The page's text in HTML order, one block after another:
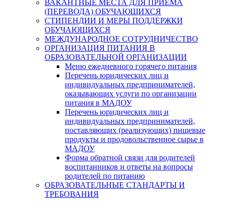
ВАКАНТНЫЕ МЕСТА ДЛЯ ПРИЕМА
(ПЕРЕВОДА) ОБУЧАЮЩИХСЯ
СТИПЕНДИИ И МЕРЫ ПОДДЕРЖКИ
ОБУЧАЮЩИХСЯ
МЕЖДУНАРОДНОЕ СОТРУДНИЧЕСТВО
ОРГАНИЗАЦИЯ ПИТАНИЯ В
ОБРАЗОВАТЕЛЬНОЙ ОРГАНИЗАЦИИ
Меню ежедневного горячего питания
Перечень юридических лиц и
индивидуальных предпринимателей,
оказывающих услуги по организации
питания в МАДОУ
Перечень юридических лиц и
индивидуальных предпринимателей,
поставляющих (реализующих) пищевые
продукты и продовольственное сырье в
МАДОУ
Форма обратной связи для родителей
воспитанников и ответы на вопросы
родителей по питанию
ОБРАЗОВАТЕЛЬНЫЕ СТАНДАРТЫ И
ТРЕБОВАНИЯ